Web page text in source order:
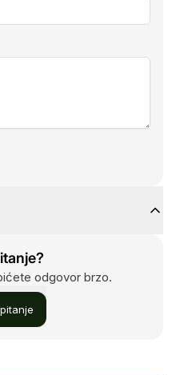
odgovor brzo.